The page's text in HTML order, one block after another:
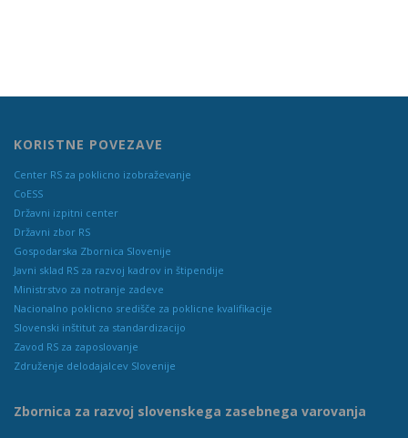
KORISTNE POVEZAVE
Center RS za poklicno izobraževanje
CoESS
Državni izpitni center
Državni zbor RS
Gospodarska Zbornica Slovenije
Javni sklad RS za razvoj kadrov in štipendije
Ministrstvo za notranje zadeve
Nacionalno poklicno središče za poklicne kvalifikacije
Slovenski inštitut za standardizacijo
Zavod RS za zaposlovanje
Združenje delodajalcev Slovenije
Zbornica za razvoj slovenskega zasebnega varovanja